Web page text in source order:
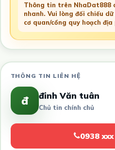
Thông tin trên NhaDat888
nhanh. Vui lòng đối chiếu
cơ quan/cổng quy hoạch địa
THÔNG TIN LIÊN HỆ
đ đinh Văn tuân
Chủ tin chính chủ
0938